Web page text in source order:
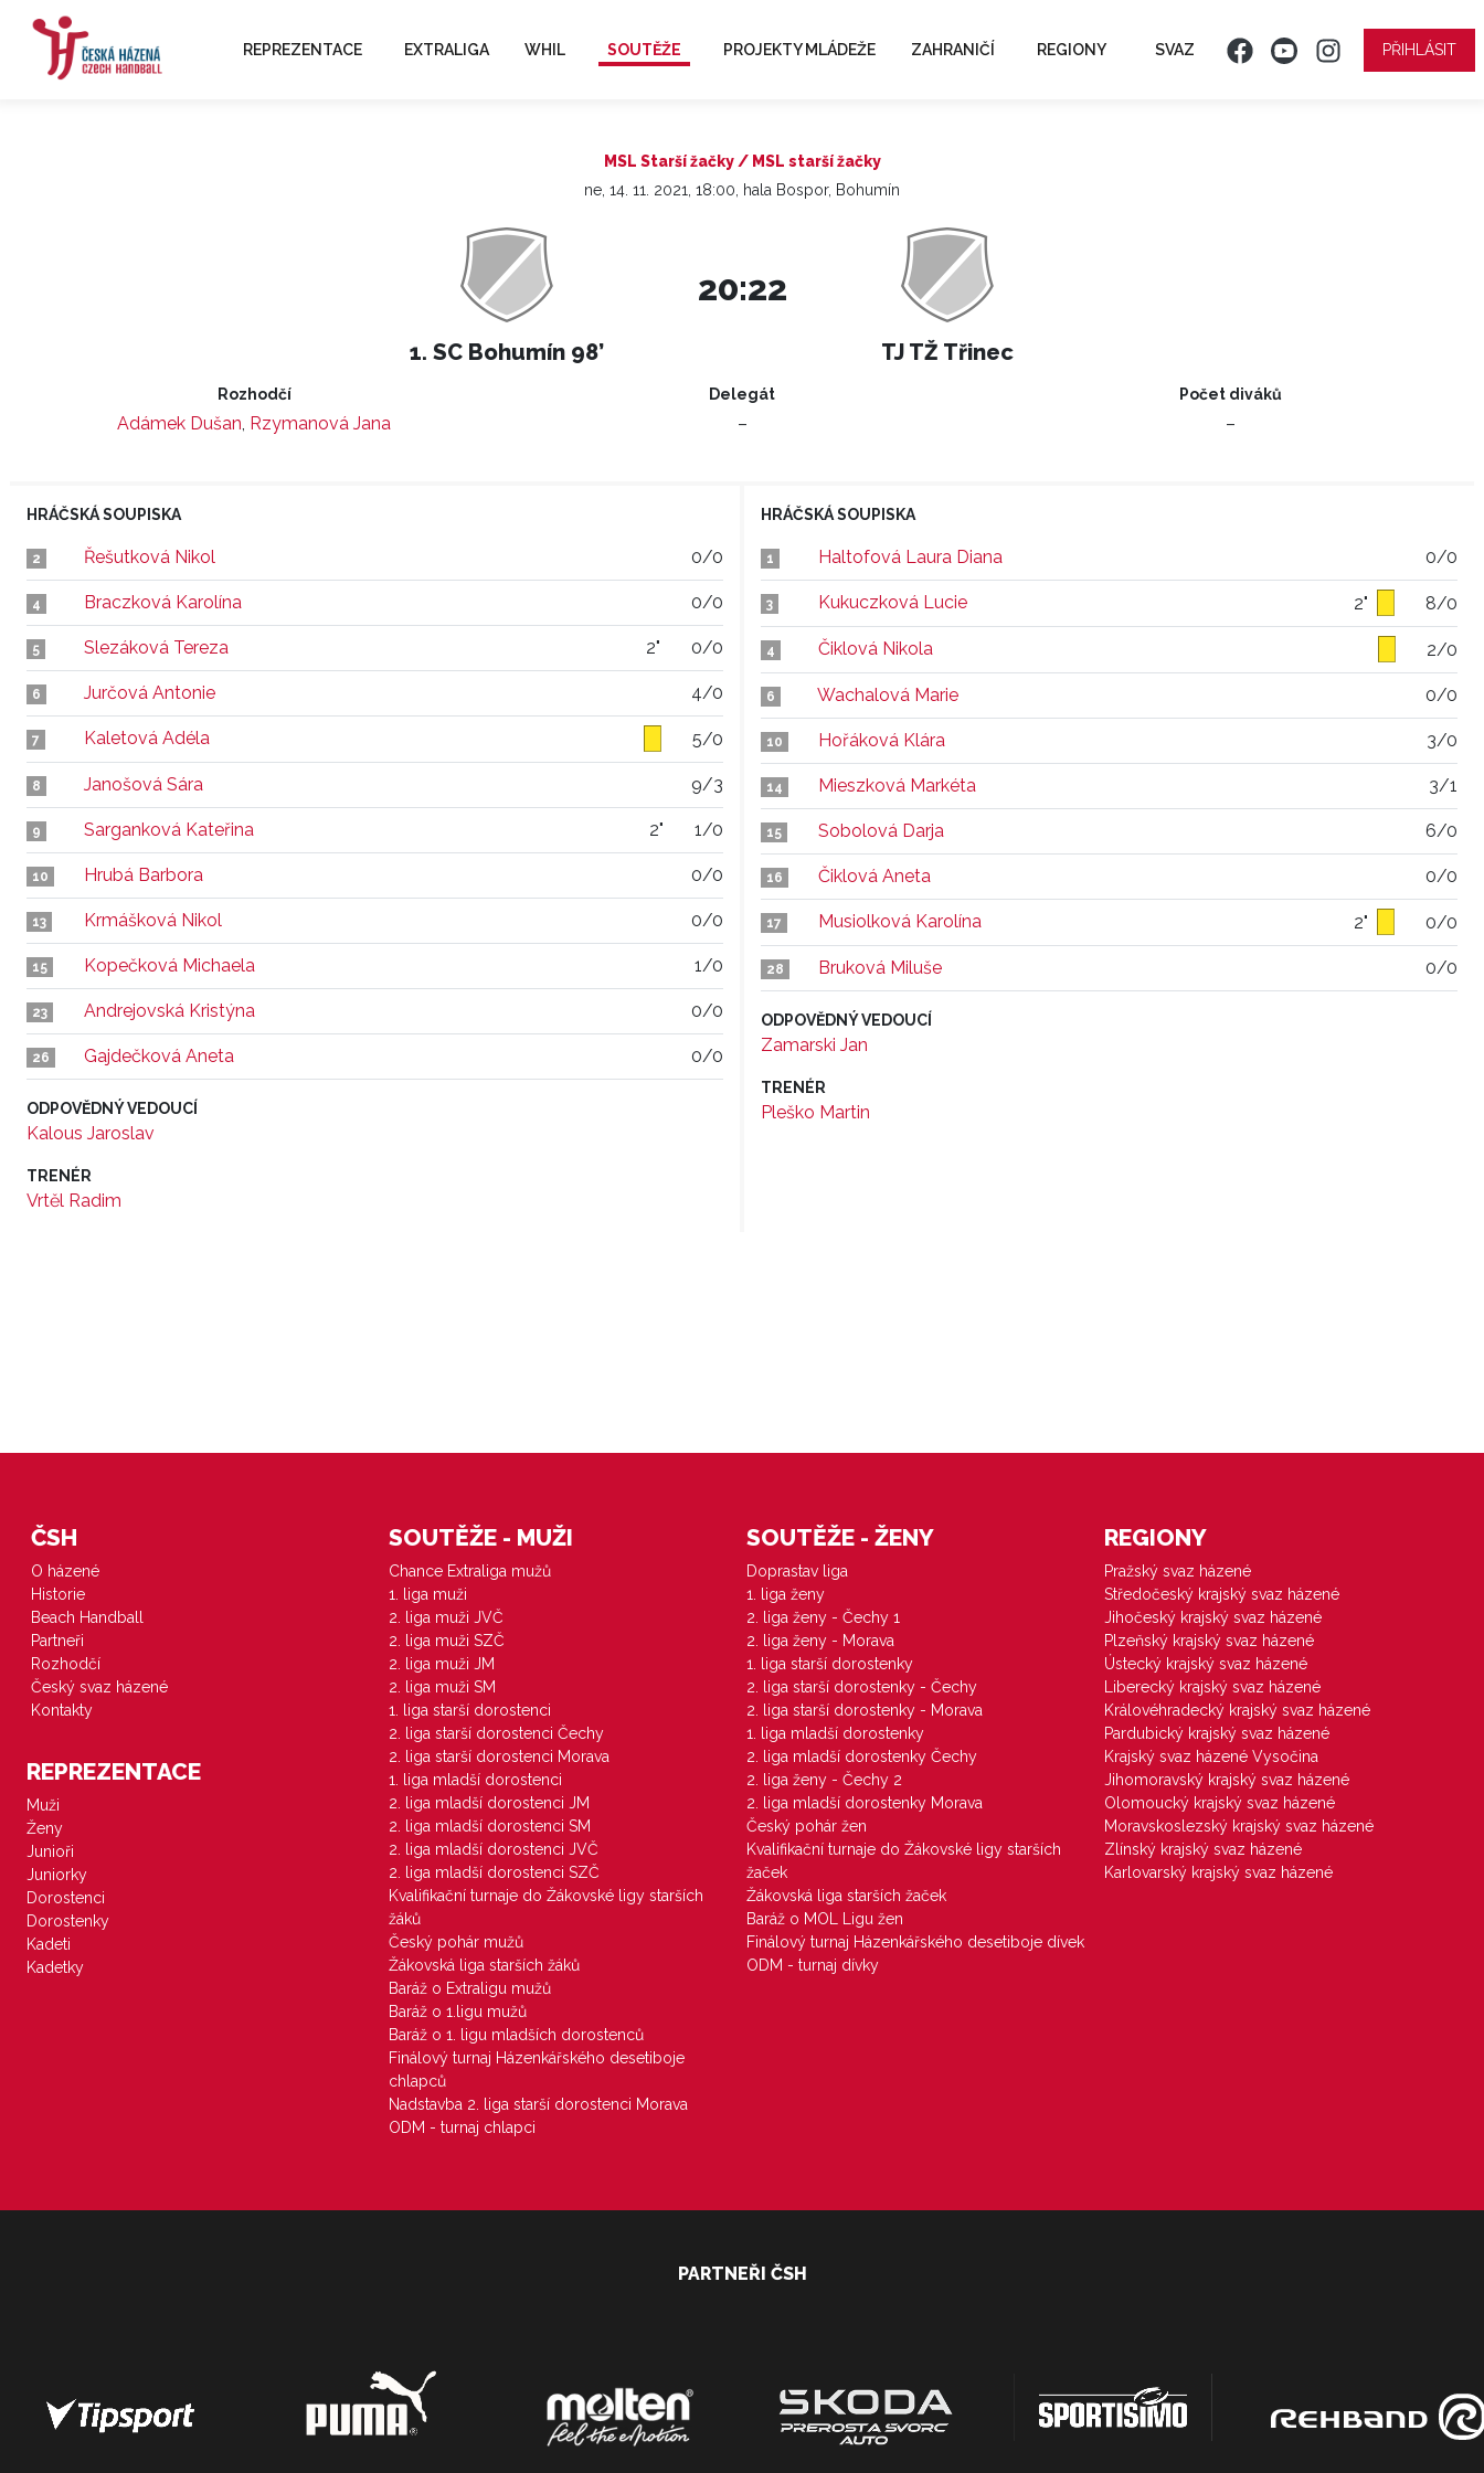
REPREZENTACE EXTRALIGA WHIL SOUTĚŽE PROJEKTY MLÁDEŽE ZAHRANIČÍ REGIONY SVAZ PŘIHLÁSIT
MSL Starší žačky / MSL starší žačky
ne, 14. 11. 2021, 18:00, hala Bospor, Bohumín
1. SC Bohumín 98’
20:22
TJ TŽ Třinec
Rozhodčí
Adámek Dušan, Rzymanová Jana
Delegát
–
Počet diváků
–
HRÁČSKÁ SOUPISKA
2 Řešutková Nikol 0/0
4 Braczková Karolína 0/0
5 Slezáková Tereza 2" 0/0
6 Jurčová Antonie 4/0
7 Kaletová Adéla 5/0
8 Janošová Sára 9/3
9 Sarganková Kateřina 2" 1/0
10 Hrubá Barbora 0/0
13 Krmášková Nikol 0/0
15 Kopečková Michaela 1/0
23 Andrejovská Kristýna 0/0
26 Gajdečková Aneta 0/0
ODPOVĚDNÝ VEDOUCÍ
Kalous Jaroslav
TRENÉR
Vrtěl Radim
HRÁČSKÁ SOUPISKA
1 Haltofová Laura Diana 0/0
3 Kukuczková Lucie 2" 8/0
4 Čiklová Nikola 2/0
6 Wachalová Marie 0/0
10 Hořáková Klára 3/0
14 Mieszková Markéta 3/1
15 Sobolová Darja 6/0
16 Čiklová Aneta 0/0
17 Musiolková Karolína 2" 0/0
28 Bruková Miluše 0/0
ODPOVĚDNÝ VEDOUCÍ
Zamarski Jan
TRENÉR
Pleško Martin
ČSH
O házené
Historie
Beach Handball
Partneři
Rozhodčí
Český svaz házené
Kontakty
REPREZENTACE
Muži
Ženy
Junioři
Juniorky
Dorostenci
Dorostenky
Kadeti
Kadetky
SOUTĚŽE - MUŽI
Chance Extraliga mužů
1. liga muži
2. liga muži JVČ
2. liga muži SZČ
2. liga muži JM
2. liga muži SM
1. liga starší dorostenci
2. liga starší dorostenci Čechy
2. liga starší dorostenci Morava
1. liga mladší dorostenci
2. liga mladší dorostenci JM
2. liga mladší dorostenci SM
2. liga mladší dorostenci JVČ
2. liga mladší dorostenci SZČ
Kvalifikační turnaje do Žákovské ligy starších
žáků
Český pohár mužů
Žákovská liga starších žáků
Baráž o Extraligu mužů
Baráž o 1.ligu mužů
Baráž o 1. ligu mladších dorostenců
Finálový turnaj Házenkářského desetiboje
chlapců
Nadstavba 2. liga starší dorostenci Morava
ODM - turnaj chlapci
SOUTĚŽE - ŽENY
Doprastav liga
1. liga ženy
2. liga ženy - Čechy 1
2. liga ženy - Morava
1. liga starší dorostenky
2. liga starší dorostenky - Čechy
2. liga starší dorostenky - Morava
1. liga mladší dorostenky
2. liga mladší dorostenky Čechy
2. liga ženy - Čechy 2
2. liga mladší dorostenky Morava
Český pohár žen
Kvalifikační turnaje do Žákovské ligy starších
žaček
Žákovská liga starších žaček
Baráž o MOL Ligu žen
Finálový turnaj Házenkářského desetiboje dívek
ODM - turnaj dívky
REGIONY
Pražský svaz házené
Středočeský krajský svaz házené
Jihočeský krajský svaz házené
Plzeňský krajský svaz házené
Ústecký krajský svaz házené
Liberecký krajský svaz házené
Královéhradecký krajský svaz házené
Pardubický krajský svaz házené
Krajský svaz házené Vysočina
Jihomoravský krajský svaz házené
Olomoucký krajský svaz házené
Moravskoslezský krajský svaz házené
Zlínský krajský svaz házené
Karlovarský krajský svaz házené
PARTNEŘI ČSH